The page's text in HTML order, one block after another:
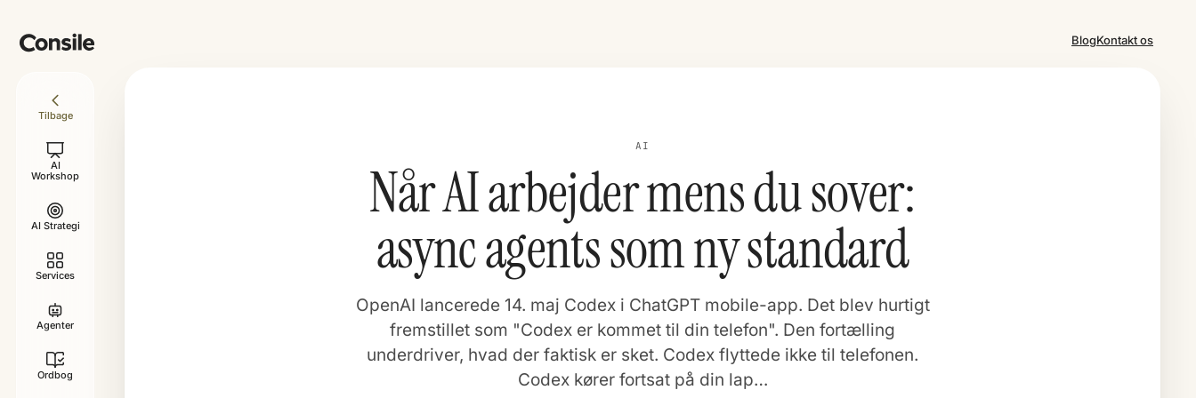
Tilbage
AI
Workshop
AI Strategi
Services
Agenter
Ordbog
BlogKontakt os
AI
Når AI arbejder mens du sover:
async agents som ny standard
OpenAI lancerede 14. maj Codex i ChatGPT mobile-app. Det blev hurtigt
fremstillet som "Codex er kommet til din telefon". Den fortælling
underdriver, hvad der faktisk er sket. Codex flyttede ikke til telefonen.
Codex kører fortsat på din lap…